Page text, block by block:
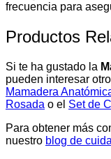
frecuencia para
Productos
Si te ha gustado la
pueden interesar
Mamadera
Rosada o el Set de
Para obtener más
nuestro blog de